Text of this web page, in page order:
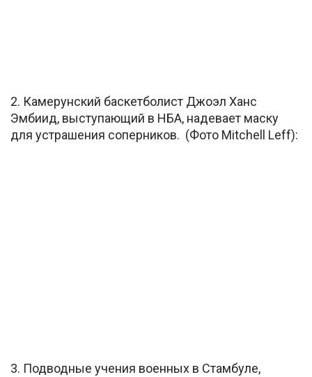
2. Камерунский баскетболист Джоэл Ханс
Эмбиид, выступающий в НБА, надевает маску
для устрашения соперников. (Фото Mitchell Leff):
3. Подводные учения военных в Стамбуле,